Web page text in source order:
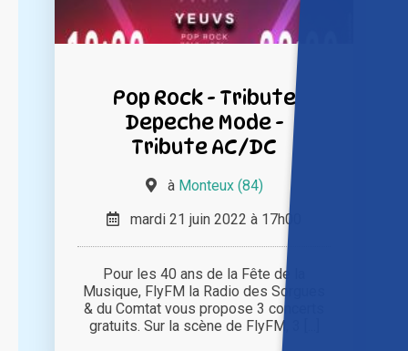
Pop Rock - Tribute
Depeche Mode -
Tribute AC/DC
à Monteux (84)
mardi 21 juin 2022 à 17h00
Pour les 40 ans de la Fête de la
Musique, FlyFM la Radio des Sorgues
& du Comtat vous propose 3 concerts
gratuits. Sur la scène de FlyFM, 3 [...]